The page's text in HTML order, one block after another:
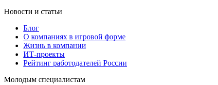
Новости и статьи
Блог
О компаниях в игровой форме
Жизнь в компании
ИТ-проекты
Рейтинг работодателей России
Молодым специалистам